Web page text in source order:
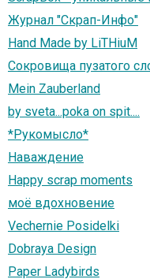
Журнал "Скрап-Инфо"
Hand Made by LiTHiuM
Сокровища пузатого
Mein Zauberland
by sveta...poka on spit....
*Рукомысло*
Наваждение
Happy scrap moments
моё вдохновение
Vechernie Posidelki
Dobraya Design
Paper Ladybirds